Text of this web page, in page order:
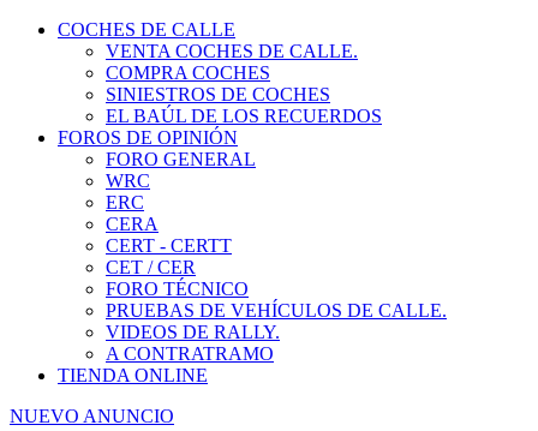
COCHES DE CALLE
VENTA COCHES DE CALLE.
COMPRA COCHES
SINIESTROS DE COCHES
EL BAÚL DE LOS RECUERDOS
FOROS DE OPINIÓN
FORO GENERAL
WRC
ERC
CERA
CERT - CERTT
CET / CER
FORO TÉCNICO
PRUEBAS DE VEHÍCULOS DE CALLE.
VIDEOS DE RALLY.
A CONTRATRAMO
TIENDA ONLINE
NUEVO ANUNCIO